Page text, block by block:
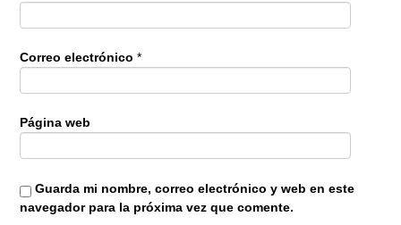
Correo electrónico *
Página web
Guarda mi nombre, correo electrónico y web en este
navegador para la próxima vez que comente.